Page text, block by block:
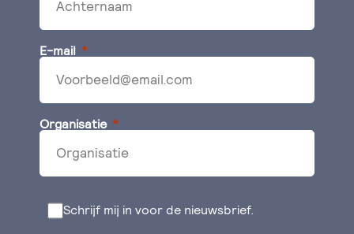
E-mail
Organisatie
Schrijf mij in voor de nieuwsbrief.